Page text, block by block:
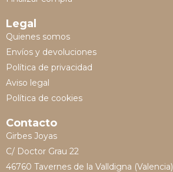
Legal
Quienes somos
Envíos y devoluciones
Política de privacidad
Aviso legal
Política de cookies
Contacto
Girbes Joyas
C/ Doctor Grau 22
46760 Tavernes de la Valldigna (Valencia)